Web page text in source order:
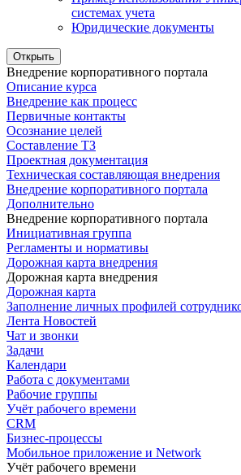
системах учета
Юридические документы
Открыть
Внедрение корпоративного портала
Описание курса
Внедрение как процесс
Первичные контакты
Осознание целей
Составление ТЗ
Проектная документация
Техническая составляющая внедрения
Внедрение корпоративного портала
Дополнительно
Внедрение корпоративного портала
Инициативная группа
Регламенты и нормативы
Дорожная карта внедрения
Дорожная карта внедрения
Дорожная карта
Заполнение личных профилей
Лента Новостей
Чат и звонки
Задачи
Календари
Работа с документами
Рабочие группы
Учёт рабочего времени
CRM
Бизнес-процессы
Мобильное приложение и Network
Учёт рабочего времени